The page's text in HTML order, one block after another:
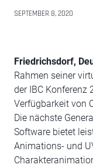
SEPTEMBER 8, 2020
Friedrichsdorf,
Rahmen seiner
der IBC Konferenz
Verfügbarkeit von
Die nächste
Software bietet
Animations- und